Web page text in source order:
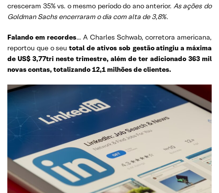
cresceram 35% vs. o mesmo período do ano anterior. As ações do
Goldman Sachs encerraram o dia com alta de 3,8%.
Falando em recordes… A Charles Schwab, corretora americana,
reportou que o seutotal de ativos sob gestão atingiu a máxima
de US$ 3,77tri neste trimestre, além de ter adicionado 363 mil
novas contas, totalizando 12,1 milhões de clientes.